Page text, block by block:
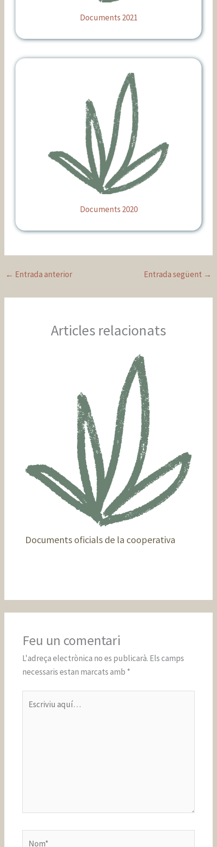
Documents 2021
Documents 2020
← Entrada anterior Entrada següent →
Articles relacionats
Documents oficials de la cooperativa
Feu un comentari
L'adreça electrònica no es publicarà. Els camps
necessaris estan marcats amb *
aquí…